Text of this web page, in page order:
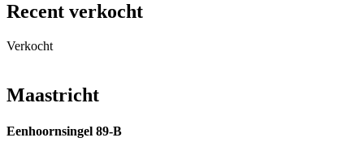
Recent verkocht
Verkocht
Maastricht
Eenhoornsingel 89-B